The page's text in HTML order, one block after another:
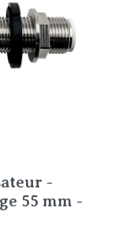
-
55 mm -